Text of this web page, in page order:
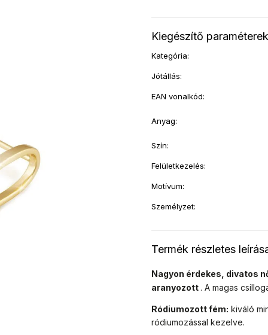
Termék részletes
Nagyon érdekes, divatos
aranyozott . A magas
Ródiumozott fém: kiváló
ródiumozással kezelve.
Kiegészítő
Kategória:
Jótállás:
EAN vonalkód:
Anyag:
Szín:
Felületkezelés:
Motívum:
Személyzet: